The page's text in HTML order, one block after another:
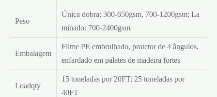
Peso
Única dobra: 300-650gsm, 700-1200gsm; La
minado: 700-2400gsm
Embalagem
Filme PE embrulhado, protetor de 4 ângulos,
enfardado em paletes de madeira fortes
Loadqty
15 toneladas por 20FT; 25 toneladas por
40FT